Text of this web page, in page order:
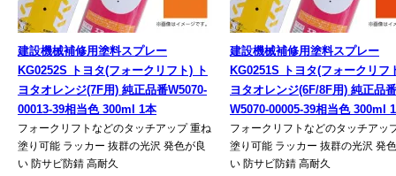
建設機械補修用塗料スプレー
KG0252S トヨタ(フォークリフト) ト
ヨタオレンジ(7F用) 純正品番W5070-
00013-39相当色 300ml 1本
フォークリフトなどのタッチアップ 重ね
塗り可能 ラッカー 抜群の光沢 発色が良
い 防サビ防錆 高耐久
建設機械補修用塗料スプレー
KG0251S トヨタ(フォークリフ
ヨタオレンジ(6F/8F用) 純正品番
W5070-00005-39相当色 300ml
フォークリフトなどのタッチアッ
塗り可能 ラッカー 抜群の光沢 発
い 防サビ防錆 高耐久